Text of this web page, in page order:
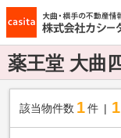
薬王堂 大曲
該当物件数 1件